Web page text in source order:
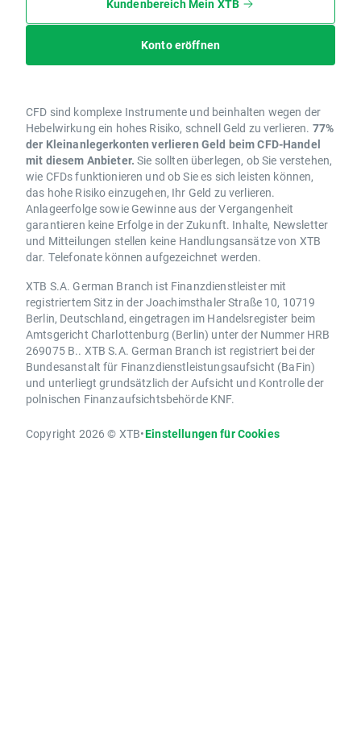
Kundenbereich Mein XTB
Konto eröffnen
CFD sind komplexe Instrumente und beinhalten wegen der
Hebelwirkung ein hohes Risiko, schnell Geld zu verlieren. 77%
der Kleinanlegerkonten verlieren Geld beim CFD-Handel
mit diesem Anbieter. Sie sollten überlegen, ob Sie verstehen,
wie CFDs funktionieren und ob Sie es sich leisten können,
das hohe Risiko einzugehen, Ihr Geld zu verlieren.
Anlageerfolge sowie Gewinne aus der Vergangenheit
garantieren keine Erfolge in der Zukunft. Inhalte, Newsletter
und Mitteilungen stellen keine Handlungsansätze von XTB
dar. Telefonate können aufgezeichnet werden.
XTB S.A. German Branch ist Finanzdienstleister mit
registriertem Sitz in der Joachimsthaler Straße 10, 10719
Berlin, Deutschland, eingetragen im Handelsregister beim
Amtsgericht Charlottenburg (Berlin) unter der Nummer HRB
269075 B.. XTB S.A. German Branch ist registriert bei der
Bundesanstalt für Finanzdienstleistungsaufsicht (BaFin)
und unterliegt grundsätzlich der Aufsicht und Kontrolle der
polnischen Finanzaufsichtsbehörde KNF.
Copyright 2026 © XTB•Einstellungen für Cookies